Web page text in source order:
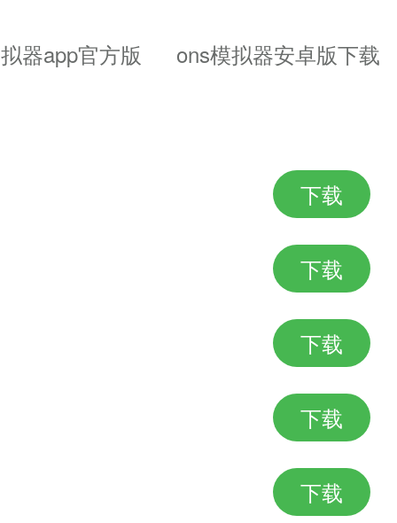
畅。
游戏可能不能全速运行，取决于
、大屏幕手机的福音)、外部手
器app官方版 ons模拟器安卓版下载
下载
下载
下载
下载
下载